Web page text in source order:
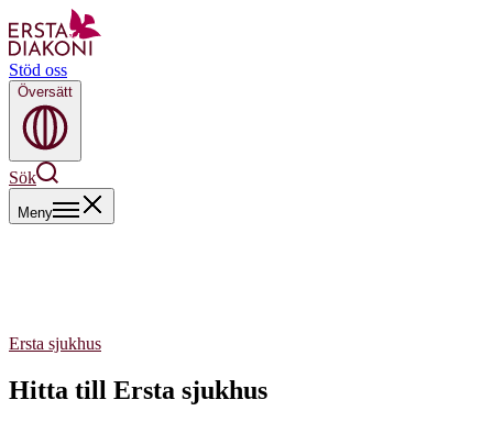
Stöd oss
Översätt
Sök
Meny
Ersta sjukhus
Hitta till Ersta sjukhus